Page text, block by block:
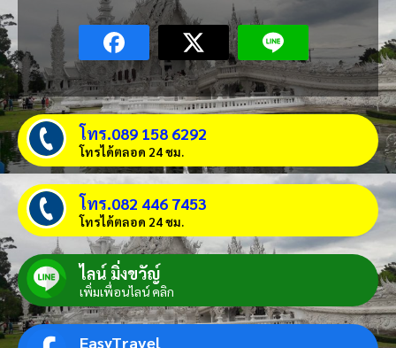
โทร.089 158 6292
โทรได้ตลอด 24 ชม.
โทร.082 446 7453
โทรได้ตลอด 24 ชม.
ไลน์ มิ่งขวัญ์
เพิ่มเพื่อนไลน์ คลิก
EasyTravel